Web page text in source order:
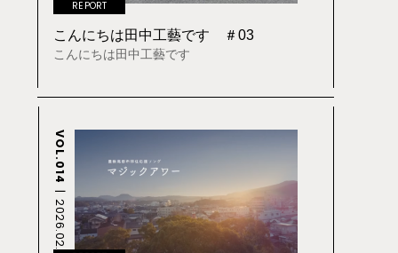
REPORT
こんにちは田中工藝です ＃03
こんにちは田中工藝です
VOL.014
2026.02.19